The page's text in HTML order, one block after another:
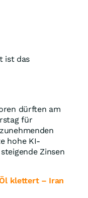
ist das
dürften am
für
hohe KI-
Zinsen
klettert – Iran